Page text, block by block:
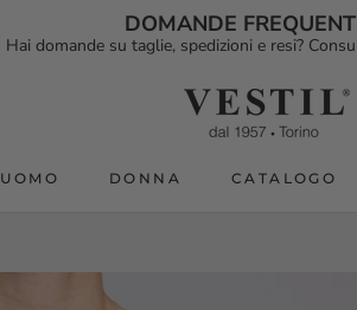
DOMANDE
Hai domande su taglie, spedizioni e resi?
UOMO DONNA
CATALOGO